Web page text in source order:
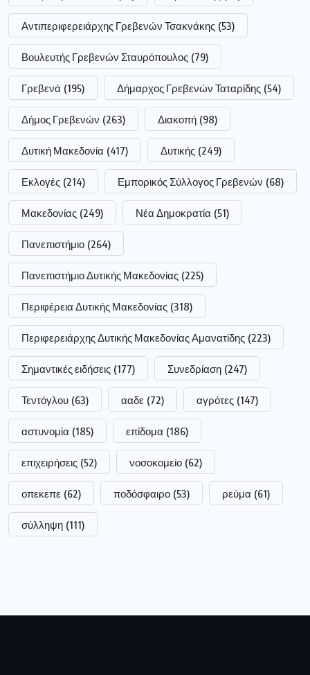
Αντιπεριφερειάρχης Γρεβενών Τσακνάκης (53)
Βουλευτής Γρεβενών Σταυρόπουλος (79)
Γρεβενά (195) Δήμαρχος Γρεβενών Ταταρίδης (54)
Δήμος Γρεβενών (263) Διακοπή (98)
Δυτική Μακεδονία (417) Δυτικής (249)
Εκλογές (214) Εμπορικός Σύλλογος Γρεβενών (68)
Μακεδονίας (249) Νέα Δημοκρατία (51)
Πανεπιστήμιο (264)
Πανεπιστήμιο Δυτικής Μακεδονίας (225)
Περιφέρεια Δυτικής Μακεδονίας (318)
Περιφερειάρχης Δυτικής Μακεδονίας Αμανατίδης (223)
Σημαντικές ειδήσεις (177) Συνεδρίαση (247)
Τεντόγλου (63) ααδε (72) αγρότες (147)
αστυνομία (185) επίδομα (186)
επιχειρήσεις (52) νοσοκομείο (62)
οπεκεπε (62) ποδόσφαιρο (53) ρεύμα (61)
σύλληψη (111)